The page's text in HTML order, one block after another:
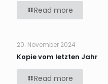
Read more
20. November 2024
Kopie vom letzten Jahr
Read more